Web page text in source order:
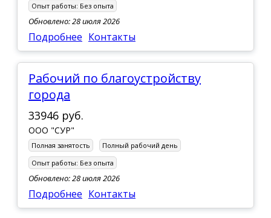
Опыт работы: Без опыта
Обновлено: 28 июля 2026
Подробнее Контакты
Рабочий по благоустройству
города
33946 руб.
ООО "СУР"
Полная занятость
Полный рабочий день
Опыт работы: Без опыта
Обновлено: 28 июля 2026
Подробнее Контакты